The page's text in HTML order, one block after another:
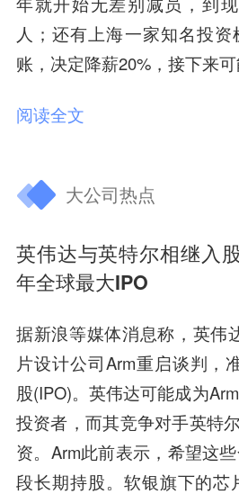
人；还有上海一家知名投
账，决定降薪20%，接下来可
阅读全文
大公司热点
英伟达与英特尔相继入
年全球最大IPO
据新浪等媒体消息称，英伟
片设计公司Arm重启谈判，
股(IPO)。英伟达可能成为
投资者，而其竞争对手英特
资。Arm此前表示，希望这
段长期持股。软银旗下的芯